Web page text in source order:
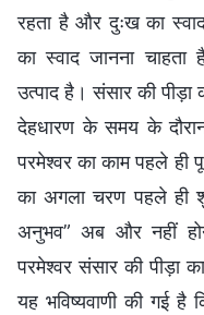
रहता है और दुःख का
का स्वाद जानना
उत्पाद है। संसार की
देहधारण के समय के
परमेश्वर का काम पहले ही
का अगला चरण पहले ही
अनुभव” अब और नहीं
परमेश्वर संसार की पीड़ा
यह भविष्यवाणी की गई